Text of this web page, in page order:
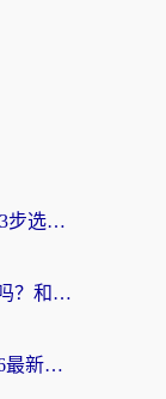
海外党必看：免费VPN下载安卓+3步选对国外到国内加速器，无缝刷国内资源
海外党必看：快帆TV版VPN好用吗？和斧牛手游VPN对比哪个回国效果更好？附电脑翻墙回国实用技巧
在美国怎么看世界杯？海外党2026最新回国加速器指南：从影音到游戏全搞定